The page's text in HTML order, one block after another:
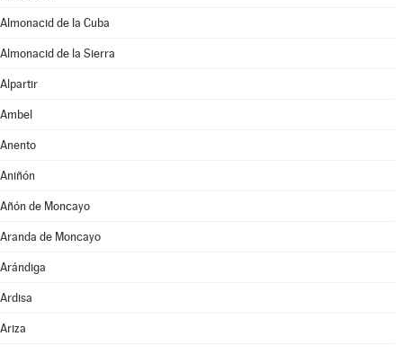
Almonacid de la Cuba
Almonacid de la Sierra
Alpartir
Ambel
Anento
Aniñón
Añón de Moncayo
Aranda de Moncayo
Arándiga
Ardisa
Ariza